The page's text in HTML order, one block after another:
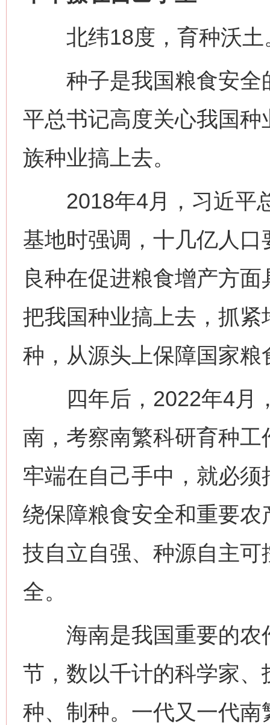
北纬18度，育种沃土
种子是我国粮食安全
平总书记高度关心我国
族种业搞上去。
2018年4月，习近平
基地时强调，十几亿人
良种在促进粮食增产方
把我国种业搞上去，抓
种，从源头上保障国家粮
四年后，2022年4月
南，考察南繁科研育种
牢端在自己手中，就必
绕保障粮食安全和重要
技自立自强、种源自主
全。
海南是我国重要的农
节，数以千计的科学家
种、制种。一代又一代